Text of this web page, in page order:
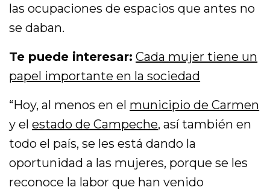
las ocupaciones de espacios que antes no
se daban.
Te puede interesar: Cada mujer tiene un
papel importante en la sociedad
“Hoy, al menos en el municipio de Carmen
y elestado de Campeche, así también en
todo el país, se les está dando la
oportunidad a las mujeres, porque se les
reconoce la labor que han venido